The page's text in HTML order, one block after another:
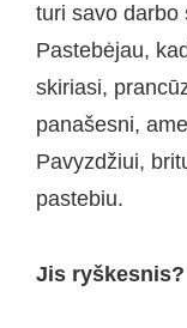
turi savo darbo
Pastebėjau,
skiriasi,
panašesni,
Pavyzdžiui,
pastebiu.
Jis ryškesnis?